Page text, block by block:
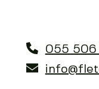
055 506